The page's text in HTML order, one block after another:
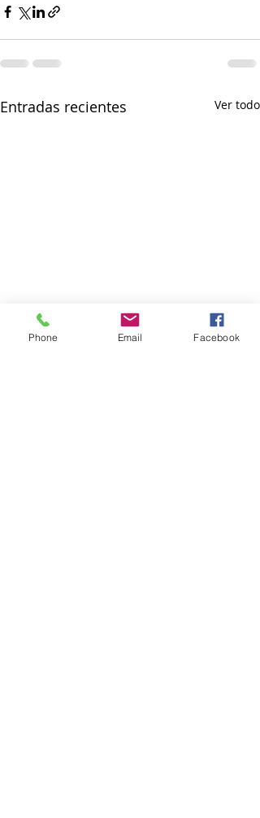
Entradas recientes Ver todo
Phone Email Facebook